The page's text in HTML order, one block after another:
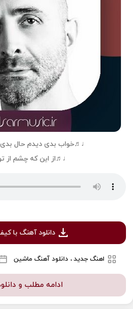
♩♬خواب بدی دیدم حال بدی
♩♬از این که چشم از
دانلود آهنگ با
اهنگ جدید ، دانلود آهنگ ماشین
ادامه مطلب و